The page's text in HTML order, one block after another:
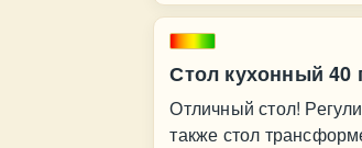
Стол кухонный 40
Отличный стол!
также стол